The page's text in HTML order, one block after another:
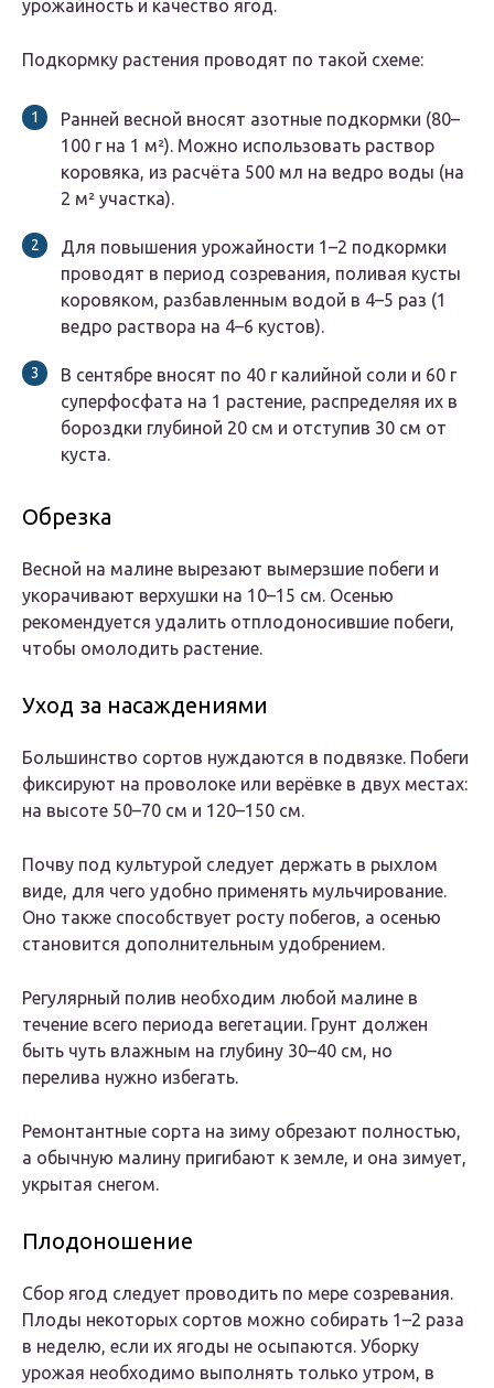
урожайность и качество ягод.
Подкормку растения проводят по такой схеме:
Ранней весной вносят азотные подкормки (80–
100 г на 1 м²). Можно использовать раствор
коровяка, из расчёта 500 мл на ведро воды (на
2 м² участка).
Для повышения урожайности 1–2 подкормки
проводят в период созревания, поливая кусты
коровяком, разбавленным водой в 4–5 раз (1
ведро раствора на 4–6 кустов).
В сентябре вносят по 40 г калийной соли и 60 г
суперфосфата на 1 растение, распределяя их в
бороздки глубиной 20 см и отступив 30 см от
куста.
Обрезка
Весной на малине вырезают вымерзшие побеги и
укорачивают верхушки на 10–15 см. Осенью
рекомендуется удалить отплодоносившие побеги,
чтобы омолодить растение.
Уход за насаждениями
Большинство сортов нуждаются в подвязке. Побеги
фиксируют на проволоке или верёвке в двух местах:
на высоте 50–70 см и 120–150 см.
Почву под культурой следует держать в рыхлом
виде, для чего удобно применять мульчирование.
Оно также способствует росту побегов, а осенью
становится дополнительным удобрением.
Регулярный полив необходим любой малине в
течение всего периода вегетации. Грунт должен
быть чуть влажным на глубину 30–40 см, но
перелива нужно избегать.
Ремонтантные сорта на зиму обрезают полностью,
а обычную малину пригибают к земле, и она зимует,
укрытая снегом.
Плодоношение
Сбор ягод следует проводить по мере созревания.
Плоды некоторых сортов можно собирать 1–2 раза
в неделю, если их ягоды не осыпаются. Уборку
урожая необходимо выполнять только утром, в